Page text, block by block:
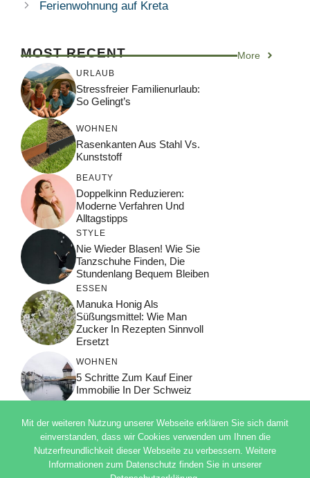
Ferienwohnung auf Kreta
MOST RECENT More
URLAUB
Stressfreier Familienurlaub:
So Gelingt’s
WOHNEN
Rasenkanten Aus Stahl Vs.
Kunststoff
BEAUTY
Doppelkinn Reduzieren:
Moderne Verfahren Und
Alltagstipps
STYLE
Nie Wieder Blasen! Wie Sie
Tanzschuhe Finden, Die
Stundenlang Bequem Bleiben
ESSEN
Manuka Honig Als
Süßungsmittel: Wie Man
Zucker In Rezepten Sinnvoll
Ersetzt
WOHNEN
5 Schritte Zum Kauf Einer
Immobilie In Der Schweiz
© 2026 ADSIMPLE
DATENSCHUTZERKLÄRUNG
Mit der weiteren Nutzung unserer Webseite erklären Sie sich damit
einverstanden, dass wir Cookies verwenden um Ihnen die
Nutzerfreundlichkeit dieser Webseite zu verbessern. Weitere
Informationen zum Datenschutz finden Sie in unserer